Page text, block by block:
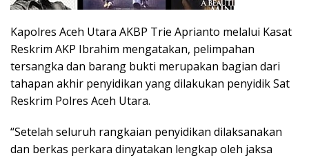
Kapolres Aceh Utara AKBP Trie Aprianto melalui Kasat
Reskrim AKP Ibrahim mengatakan, pelimpahan
tersangka dan barang bukti merupakan bagian dari
tahapan akhir penyidikan yang dilakukan penyidik Sat
Reskrim Polres Aceh Utara.
“Setelah seluruh rangkaian penyidikan dilaksanakan
dan berkas perkara dinyatakan lengkap oleh jaksa